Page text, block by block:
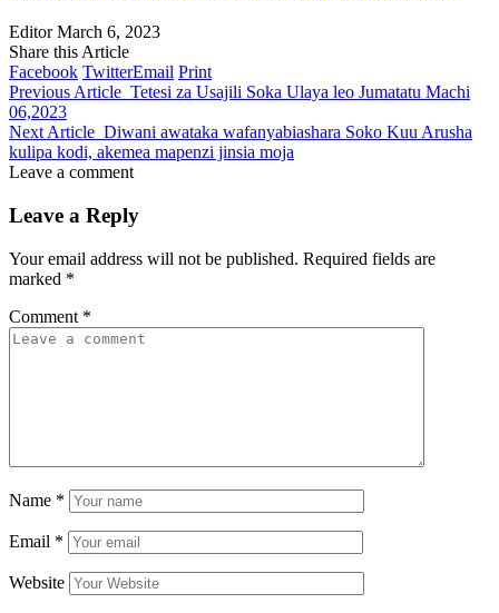
Editor March 6, 2023
Share this Article
Facebook TwitterEmail Print
Previous Article Tetesi za Usajili Soka Ulaya leo Jumatatu Machi
06,2023
Next Article Diwani awataka wafanyabiashara Soko Kuu Arusha
kulipa kodi, akemea mapenzi jinsia moja
Leave a comment
Leave a Reply
Your email address will not be published. Required fields are
marked *
Comment *
Name *
Email *
Website